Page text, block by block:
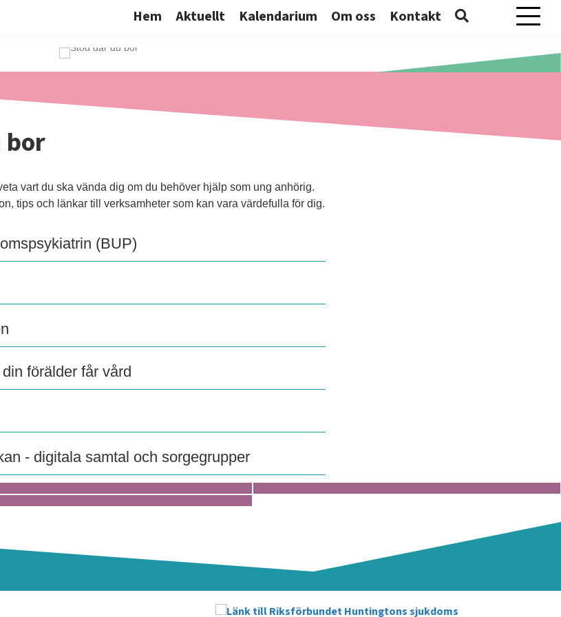
Hem Aktuellt Kalendarium Om oss Kontakt
bor
vart du ska vända dig om du behöver hjälp som ung anhörig.
tips och länkar till verksamheter som kan vara värdefulla för dig.
(BUP)
förälder får vård
- digitala samtal och sorgegrupper
om dig Stöd där du bor
den som är sjuk